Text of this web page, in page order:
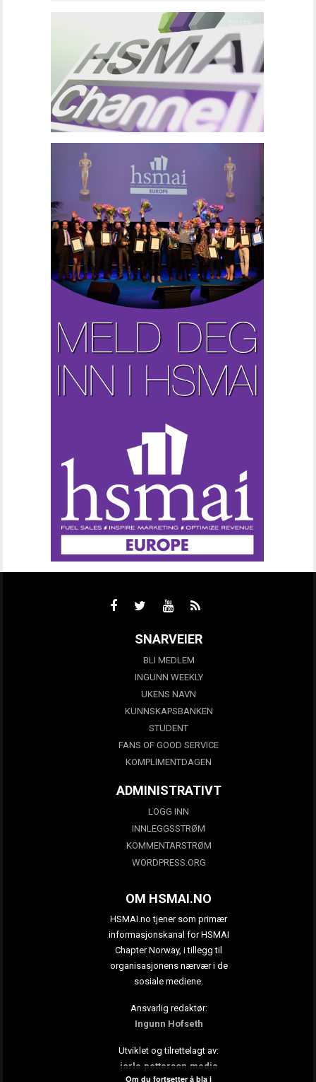
SNARVEIER
BLI MEDLEM
INGUNN WEEKLY
UKENS NAVN
KUNNSKAPSBANKEN
STUDENT
FANS OF GOOD SERVICE
KOMPLIMENTDAGEN
ADMINISTRATIVT
LOGG INN
INNLEGGSSTRØM
KOMMENTARSTRØM
WORDPRESS.ORG
OM HSMAI.NO
HSMAI.no tjener som primær
informasjonskanal for HSMAI
Chapter Norway, i tillegg til
organisasjonens nærvær i de
sosiale mediene.
Ansvarlig redaktør:
Ingunn Hofseth
Utviklet og tilrettelagt av:
jarle.petterson.media
Om du fortsetter å bla i